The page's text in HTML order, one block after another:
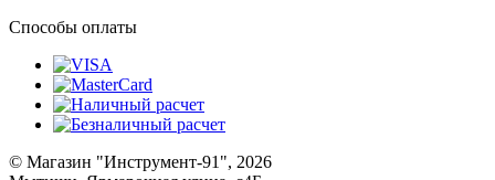
Способы оплаты
© Магазин "Инструмент-91", 2026